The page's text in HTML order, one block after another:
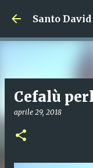
Cefalù
aprile 29, 2018